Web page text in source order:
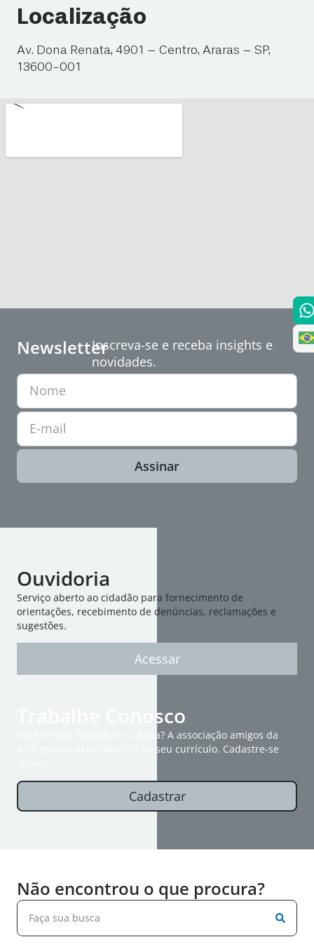
Localização
Av. Dona Renata, 4901 – Centro, Araras – SP,
13600-001
NewsletterInscreva-se e receba insights e
novidades.
Nome
E-mail
Assinar
Ouvidoria
Serviço aberto ao cidadão para fornecimento de
orientações, recebimento de denúncias, reclamações e
sugestões.
Acessar
Trabalhe Conosco
Você deseja trabalhar na Apaa? A associação amigos da
Arte espera pelo cadastro do seu currículo. Cadastre-se
Cadastrar
Não encontrou o que procura?